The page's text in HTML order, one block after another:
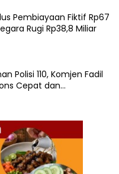
Pembiayaan Fiktif Rp67
Rugi Rp38,8 Miliar
Polisi 110, Komjen Fadil
Cepat dan